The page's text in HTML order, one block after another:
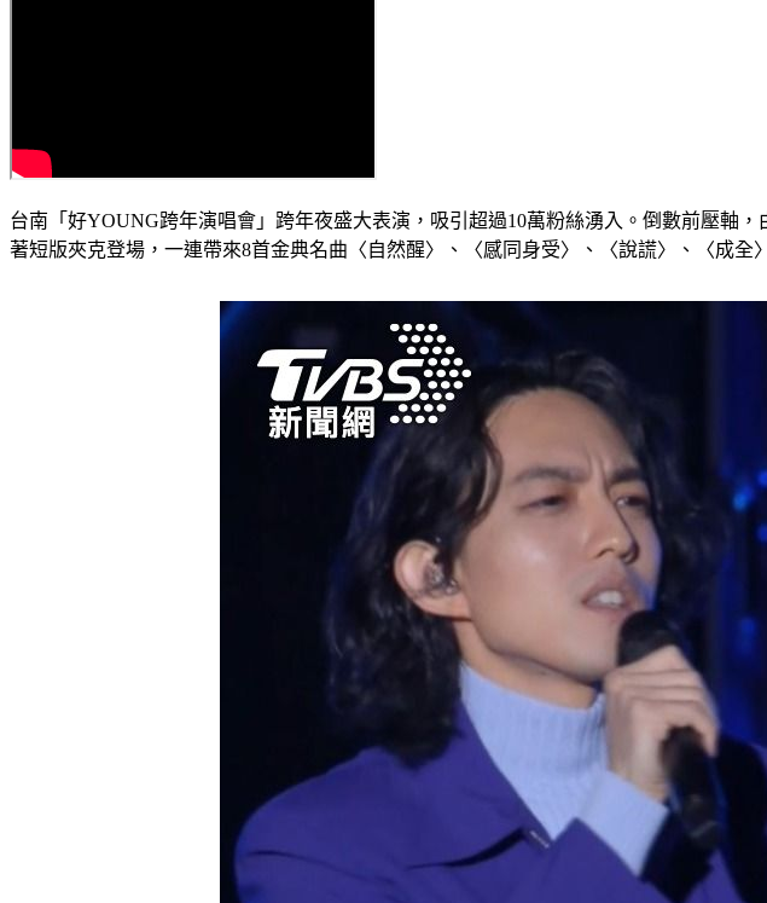
台南「好YOUNG跨年演唱會」跨年夜盛大表演，吸引超過10萬粉絲湧入。倒數前壓軸
著短版夾克登場，一連帶來8首金典名曲〈自然醒〉、〈感同身受〉、〈說謊〉、〈成全